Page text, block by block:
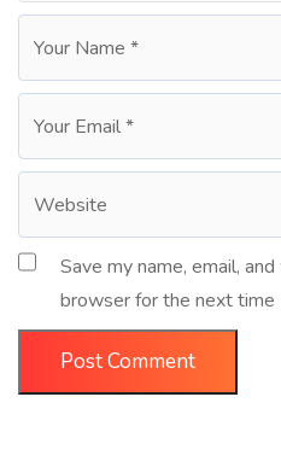
Save my name, email,
browser for the next time